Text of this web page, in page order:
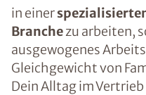
in einer
Branchezu arbeiten,
ausgewogenes
Gleichgewicht von
Dein Alltag im Vertrieb